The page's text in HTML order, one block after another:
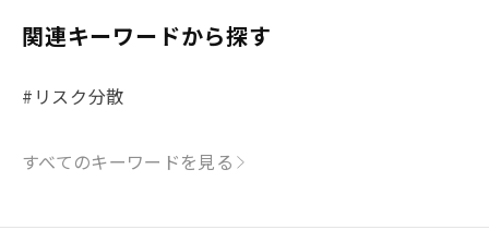
関連キーワードから探す
#リスク分散
すべてのキーワードを見る